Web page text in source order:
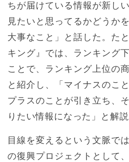
ちが届けている情報が新し
見たいと思ってるかどうか
大事なこと」と話した。た
キング』では、ランキング
ことで、ランキング上位の
と紹介し、「マイナスのこ
プラスのことが引き立ち、
りたい情報になった」と解説
目線を変えるという文脈で
の復興プロジェクトとして